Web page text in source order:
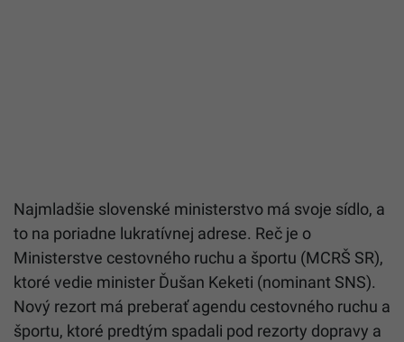
Najmladšie slovenské ministerstvo má svoje sídlo, a
to na poriadne lukratívnej adrese. Reč je o
Ministerstve cestovného ruchu a športu (MCRŠ SR),
ktoré vedie minister Ďušan Keketi (nominant SNS).
Nový rezort má preberať agendu cestovného ruchu a
športu, ktoré predtým spadali pod rezorty dopravy a